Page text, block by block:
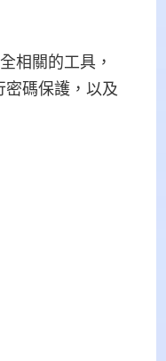
相關的工具，
密碼保護，以及